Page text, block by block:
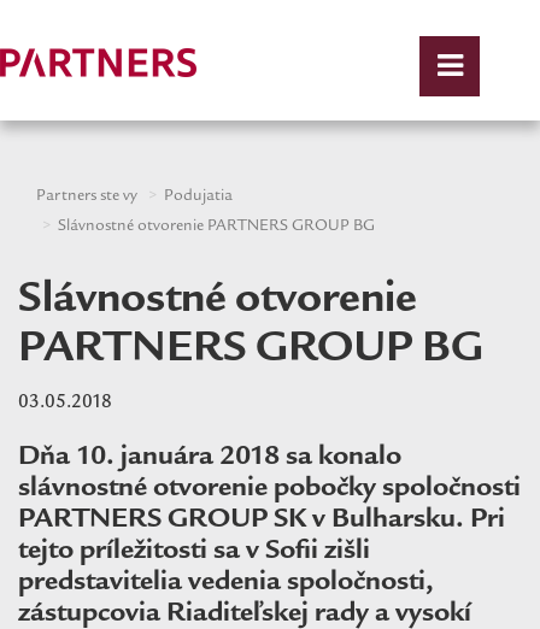
Partners ste vy
Podujatia
Slávnostné otvorenie PARTNERS GROUP BG
Slávnostné otvorenie
PARTNERS GROUP BG
03.05.2018
Dňa 10. januára 2018 sa konalo
slávnostné otvorenie pobočky spoločnosti
PARTNERS GROUP SK v Bulharsku. Pri
tejto príležitosti sa v Sofii zišli
predstavitelia vedenia spoločnosti,
zástupcovia Riaditeľskej rady a vysokí